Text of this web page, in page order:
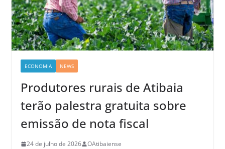
ECONOMIA NEWS
Produtores rurais de Atibaia
terão palestra gratuita sobre
emissão de nota fiscal
24 de julho de 2026 OAtibaiense